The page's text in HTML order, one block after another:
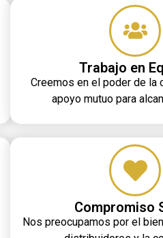
Trabajo en
Creemos en el poder de la
apoyo mutuo para
Compromiso
Nos preocupamos por el